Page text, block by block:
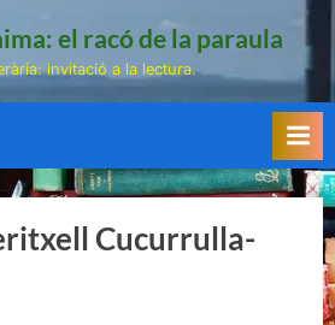
el racó de la paraula
invitació a la lectura.
Cucurrulla-